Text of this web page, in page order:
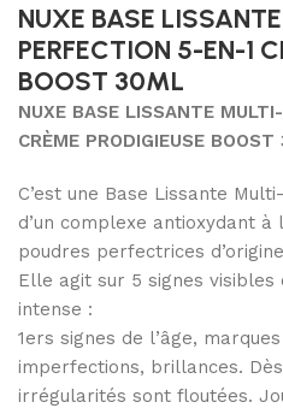
NUXE BASE
PERFECTION 5-EN-1
BOOST 30ML
NUXE BASE LISSANTE
CRÈME PRODIGIEUSE
C’est une Base Lissante
d’un complexe antioxydant
poudres perfectrices
Elle agit sur 5 signes
intense :
1ers signes de l’âge,
imperfections, brillances.
irrégularités sont floutées.